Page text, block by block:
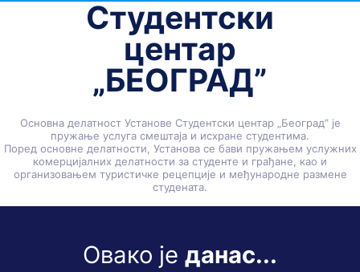
Студентски
центар
„БЕОГРАД”
Основна делатност Установе Студентски центар „Београд” је
пружање услуга смештаја и исхране студентима.
Поред основне делатности, Установа се бави пружањем услужних
комерцијалних делатности за студенте и грађане, као и
организовањем туристичке рецепције и међународне размене
студената.
Овако је данас...